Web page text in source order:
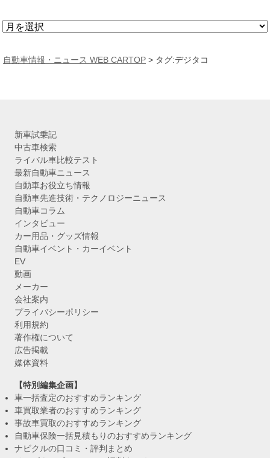
ア
カ
自動車情報・ニュース WEB CARTOP > タグ:デジタコ
新車試乗記
中古車検索
ライバル車比較テスト
最新自動車ニュース
自動車お役立ち情報
自動車先進技術・テクノロジーニュース
自動車コラム
インタビュー
カー用品・グッズ情報
自動車イベント・カーイベント
EV
動画
メーカー
会社案内
プライバシーポリシー
利用規約
著作権について
広告掲載
媒体資料
【特別編集企画】
車一括査定のおすすめランキング
車買取業者のおすすめランキング
事故車買取のおすすめランキング
自動車保険一括見積もりのおすすめランキング
ナビクルの口コミ・評判まとめ